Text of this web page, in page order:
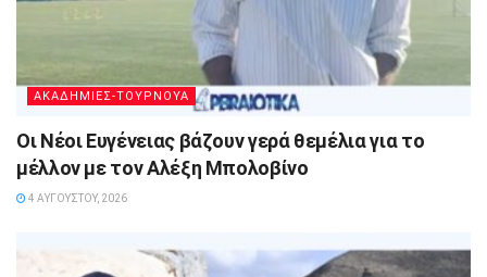
ΑΚΑΔΗΜΙΕΣ-ΤΟΥΡΝΟΥΑ
Οι Νέοι Ευγένειας βάζουν γερά θεμέλια για το
μέλλον με τον Αλέξη Μπολοβίνο
4 ΑΥΓΟΎΣΤΟΥ, 2026